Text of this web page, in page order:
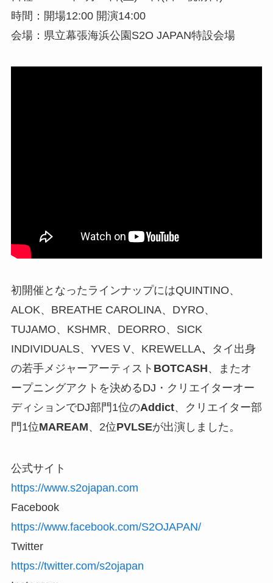
時間：開場12:00 開演14:00
会場：県立幕張海浜公園S2O JAPAN特設会場
初開催となったラインナップにはQUINTINO、
ALOK、BREATHE CAROLINA、DYRO、
TUJAMO、KSHMR、DEORRO、SICK
INDIVIDUALS、YVES V、KREWELLA、
タイ出身
の若手メジャーアーティスト BOTCASH、またオ
ープニングアクトを決めるDJ・クリエイターオー
ディションでDJ部門1位のAddict‬、クリエイター部
門1位MAREAM‬、2位PVLSE‬が出演しました。
公式サイト
https://www.s2ojapan.com
Facebook
https://www.facebook.com/S2OJAPAN/
Twitter
https://twitter.com/s2ojapan